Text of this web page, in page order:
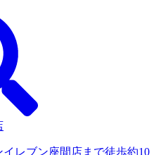
イレブン座間店まで徒歩約10